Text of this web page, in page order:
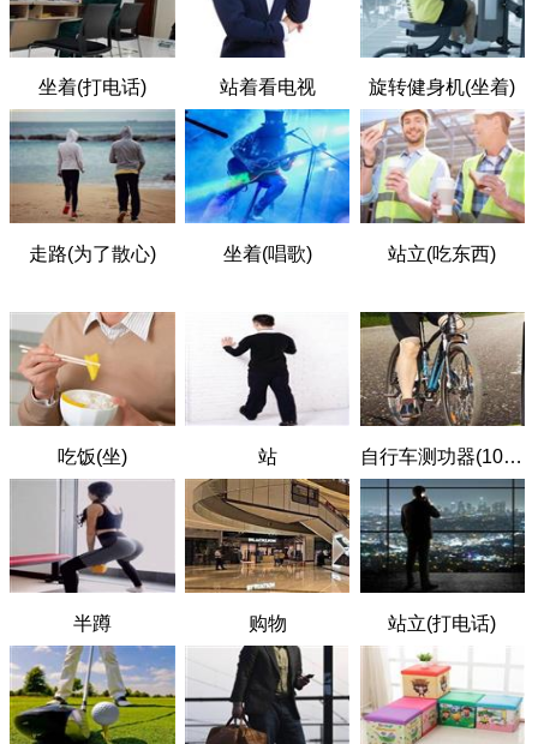
坐着(打电话) 站着看电视 旋转健身机(坐着)
走路(为了散心) 坐着(唱歌) 站立(吃东西)
吃饭(坐) 站 自行车测功器(100W，轻度用力)
半蹲 购物 站立(打电话)